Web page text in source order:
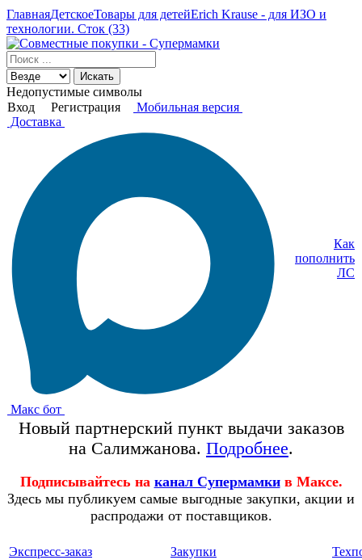
ГлавнаяДетскоеТовары для детейErich Krause - для ИЗО и
технологии. Сток (33)
Искать
Недопустимые символы
Вход
Регистрация
Мобильная версия
Доставка
Макс бот
Как
пополнить
ЛС
Новый партнерский пункт выдачи заказов
на Салимжанова. Подробнее.
Подписывайтесь на канал Супермамки в Максе.
Здесь мы публикуем самые выгодные закупки, акции и
распродажи от поставщиков.
Экспресс-заказ Закупки